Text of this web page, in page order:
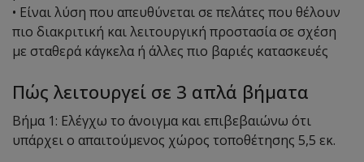
• Είναι λύση που απευθύνεται σε πελάτες που θέλουν
πιο διακριτική και λειτουργική προστασία σε σχέση
με σταθερά κάγκελα ή άλλες πιο βαριές κατασκευές
Πώς λειτουργεί σε 3 απλά βήματα
Βήμα 1: Ελέγχω το άνοιγμα και επιβεβαιώνω ότι
υπάρχει ο απαιτούμενος χώρος τοποθέτησης 5,5 εκ.